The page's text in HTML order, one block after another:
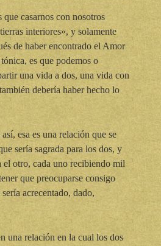
que casarnos con nosotros
interiores», y solamente
de haber encontrado el Amor
es que podemos o
una vida a dos, una vida con
debería haber hecho lo
esa es una relación que se
sería sagrada para los dos, y
otro, cada uno recibiendo mil
que preocuparse consigo
acrecentado, dado,
una relación en la cual los dos